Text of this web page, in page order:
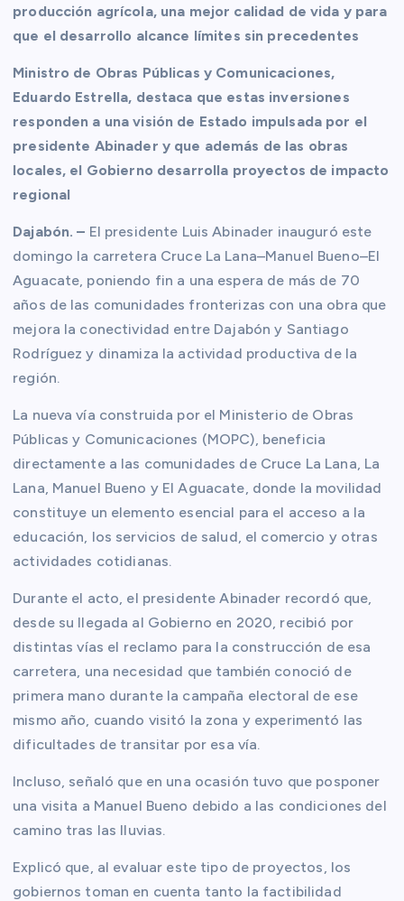
producción agrícola, una mejor calidad de vida y para
que el desarrollo alcance límites sin precedentes
Ministro de Obras Públicas y Comunicaciones,
Eduardo Estrella, destaca que estas inversiones
responden a una visión de Estado impulsada por el
presidente Abinader y que además de las obras
locales, el Gobierno desarrolla proyectos de impacto
regional
Dajabón. – El presidente Luis Abinader inauguró este
domingo la carretera Cruce La Lana–Manuel Bueno–El
Aguacate, poniendo fin a una espera de más de 70
años de las comunidades fronterizas con una obra que
mejora la conectividad entre Dajabón y Santiago
Rodríguez y dinamiza la actividad productiva de la
región.
La nueva vía construida por el Ministerio de Obras
Públicas y Comunicaciones (MOPC), beneficia
directamente a las comunidades de Cruce La Lana, La
Lana, Manuel Bueno y El Aguacate, donde la movilidad
constituye un elemento esencial para el acceso a la
educación, los servicios de salud, el comercio y otras
actividades cotidianas.
Durante el acto, el presidente Abinader recordó que,
desde su llegada al Gobierno en 2020, recibió por
distintas vías el reclamo para la construcción de esa
carretera, una necesidad que también conoció de
primera mano durante la campaña electoral de ese
mismo año, cuando visitó la zona y experimentó las
dificultades de transitar por esa vía.
Incluso, señaló que en una ocasión tuvo que posponer
una visita a Manuel Bueno debido a las condiciones del
camino tras las lluvias.
Explicó que, al evaluar este tipo de proyectos, los
gobiernos toman en cuenta tanto la factibilidad